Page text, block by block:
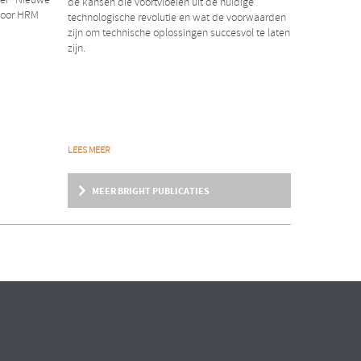
NIEUWS
Erwin Rexwinkel nieuwe
partner Bright & Company
HRM
technologische revolutie en wat de voorwaarden
zijn om technische oplossingen succesvol te laten
zijn.
LEES MEER
MEER BRIGHT PUBLICATIES